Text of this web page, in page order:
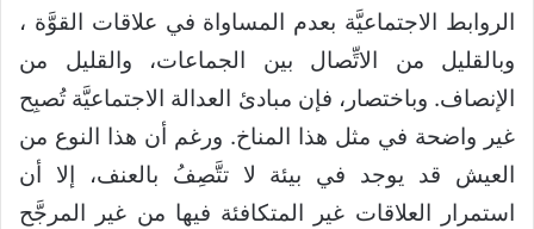
الروابط الاجتماعيَّة بعدم المساواة في علاقات القوَّة ،
وبالقليل من الاتِّصال بين الجماعات، والقليل من
الإنصاف. وباختصار، فإن مبادئ العدالة الاجتماعيَّة تُصبِح
غير واضحة في مثل هذا المناخ. ورغم أن هذا النوع من
العيش قد يوجد في بيئة لا تتَّصِفُ بالعنف، إلا أن
استمرار العلاقات غير المتكافئة فيها من غير المرجَّح